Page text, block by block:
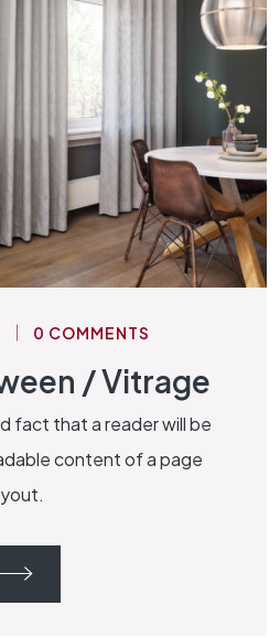
0 COMMENTS
/ Vitrage
fact that a reader will be
content of a page